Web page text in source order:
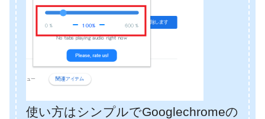
使い方はシンプルでGooglechromeの